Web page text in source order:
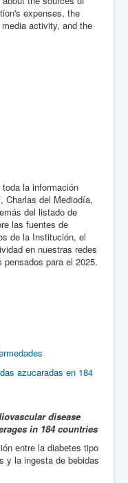
expenses, the
activity, and the
la información
Charlas del Mediodía,
del listado de
las fuentes de
de la Institución, el
en nuestras redes
para el 2025.
azucaradas en 184
disease
in 184 countries
entre la diabetes tipo
y la ingesta de bebidas